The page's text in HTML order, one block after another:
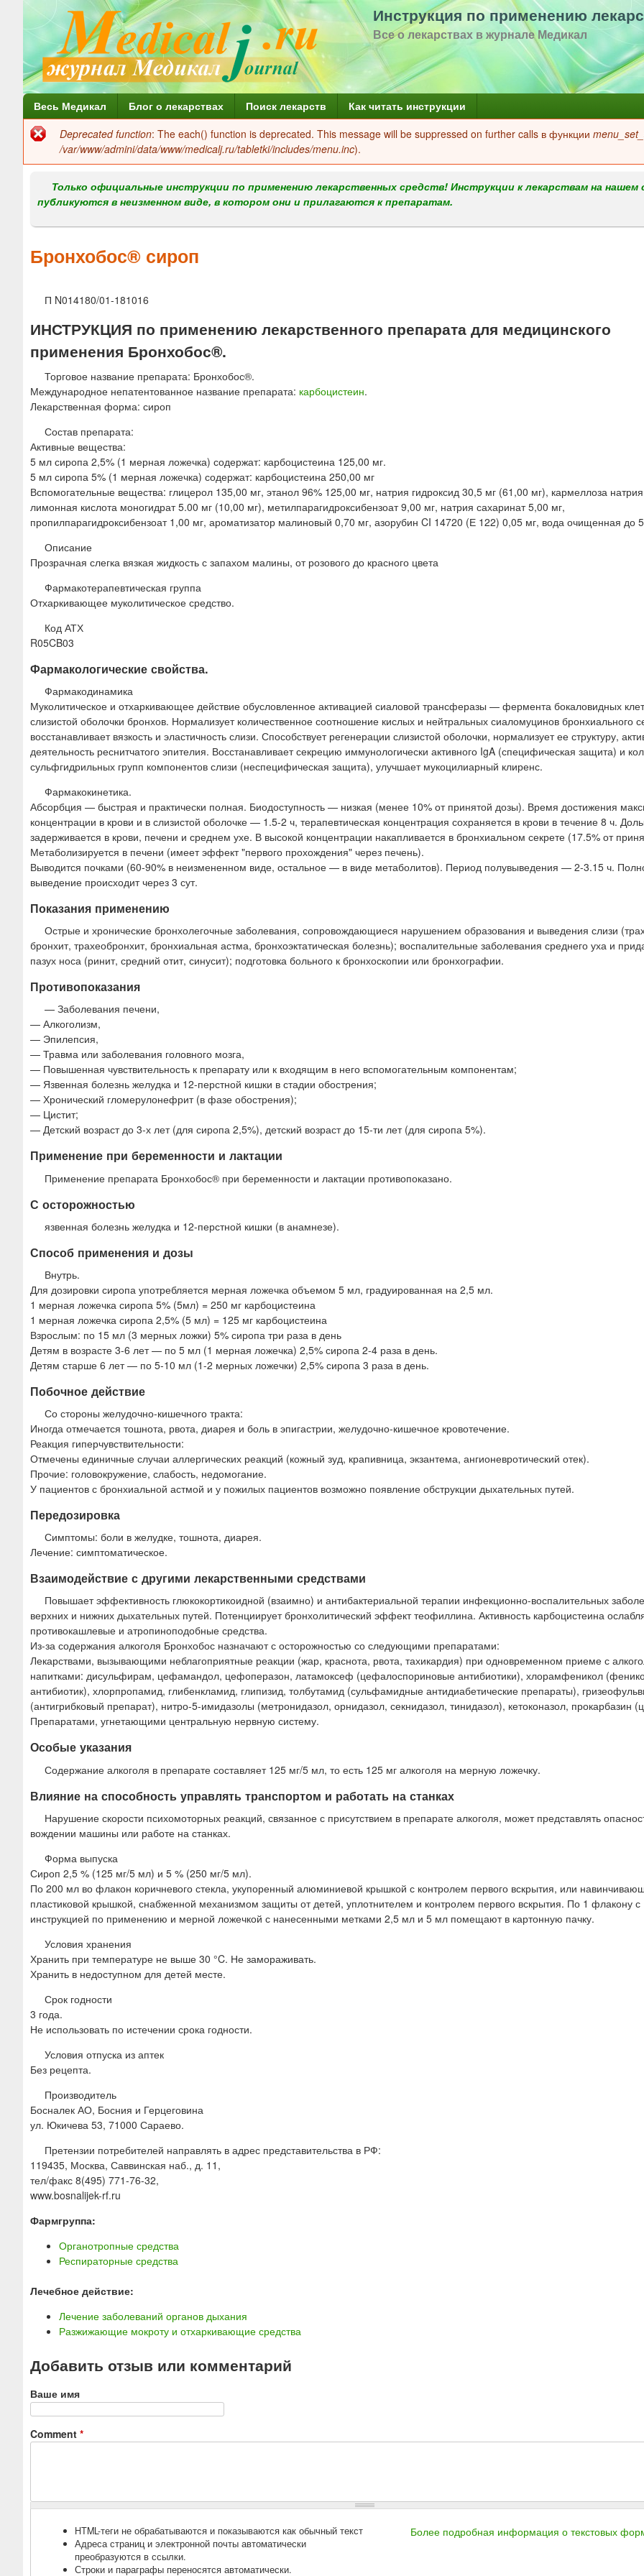
Перейти
к
содержанию
Инструкция по применению
Все о лекарствах в журнале Медикал
Г
л
н
м
ю
Весь Медикал Блог о лекарствах Поиск лекарств Как читать инструкции
Сообщение
об
ошибке
Deprecated function: The each() function is deprecated. This message will be suppressed on further calls в функции
/var/www/admini/data/www/medicalj.ru/tabletki/includes/menu.inc).
Только официальные инструкции по применению лекарственных средств! Инструкции к лекарствам на нашем
публикуются в неизменном виде, в котором они и прилагаются к препаратам.
Бронхобос® сироп
П N014180/01-181016
ИНСТРУКЦИЯ по применению лекарственного препарата для медицинского
применения Бронхобос®.
Торговое название препарата: Бронхобос®.
Международное непатентованное название препарата: карбоцистеин.
Лекарственная форма: сироп
Состав препарата:
Активные вещества:
5 мл сиропа 2,5% (1 мерная ложечка) содержат: карбоцистеина 125,00 мг.
5 мл сиропа 5% (1 мерная ложечка) содержат: карбоцистеина 250,00 мг
Вспомогательные вещества: глицерол 135,00 мг, этанол 96% 125,00 мг, натрия гидроксид 30,5 мг (61,00 мг), кармеллоза
лимонная кислота моногидрат 5.00 мг (10,00 мг), метилпарагидроксибензоат 9,00 мг, натрия сахаринат 5,00 мг,
пропилпарагидроксибензоат 1,00 мг, ароматизатор малиновый 0,70 мг, азорубин CI 14720 (Е 122) 0,05 мг, вода очищенная до
Описание
Прозрачная слегка вязкая жидкость с запахом малины, от розового до красного цвета
Фармакотерапевтическая группа
Отхаркивающее муколитическое средство.
Код АТХ
R05CB03
Фармакологические свойства.
Фармакодинамика
Муколитическое и отхаркивающее действие обусловленное активацией сиаловой трансферазы — фермента бокаловидных
слизистой оболочки бронхов. Нормализует количественное соотношение кислых и нейтральных сиаломуцинов бронхиального
восстанавливает вязкость и эластичность слизи. Способствует регенерации слизистой оболочки, нормализует ее структуру,
деятельность реснитчатого эпителия. Восстанавливает секрецию иммунологически активного IgA (специфическая защита) и
сульфгидрильных групп компонентов слизи (неспецифическая защита), улучшает мукоцилиарный клиренс.
Фармакокинетика.
Абсорбция — быстрая и практически полная. Биодоступность — низкая (менее 10% от принятой дозы). Время достижения
концентрации в крови и в слизистой оболочке — 1.5-2 ч, терапевтическая концентрация сохраняется в крови в течение 8 ч.
задерживается в крови, печени и среднем ухе. В высокой концентрации накапливается в бронхиальном секрете (17.5% от
Метаболизируется в печени (имеет эффект "первого прохождения" через печень).
Выводится почками (60-90% в неизмененном виде, остальное — в виде метаболитов). Период полувыведения — 2-3.15 ч.
выведение происходит через 3 сут.
Показания применению
Острые и хронические бронхолегочные заболевания, сопровождающиеся нарушением образования и выведения слизи
бронхит, трахеобронхит, бронхиальная астма, бронхоэктатическая болезнь); воспалительные заболевания среднего уха и
пазух носа (ринит, средний отит, синусит); подготовка больного к бронхоскопии или бронхографии.
Противопоказания
— Заболевания печени,
— Алкоголизм,
— Эпилепсия,
— Травма или заболевания головного мозга,
— Повышенная чувствительность к препарату или к входящим в него вспомогательным компонентам;
— Язвенная болезнь желудка и 12-перстной кишки в стадии обострения;
— Хронический гломерулонефрит (в фазе обострения);
— Цистит;
— Детский возраст до 3-х лет (для сиропа 2,5%), детский возраст до 15-ти лет (для сиропа 5%).
Применение при беременности и лактации
Применение препарата Бронхобос® при беременности и лактации противопоказано.
С осторожностью
язвенная болезнь желудка и 12-перстной кишки (в анамнезе).
Способ применения и дозы
Внутрь.
Для дозировки сиропа употребляется мерная ложечка объемом 5 мл, градуированная на 2,5 мл.
1 мерная ложечка сиропа 5% (5мл) = 250 мг карбоцистеина
1 мерная ложечка сиропа 2,5% (5 мл) = 125 мг карбоцистеина
Взрослым: по 15 мл (3 мерных ложки) 5% сиропа три раза в день
Детям в возрасте 3-6 лет — по 5 мл (1 мерная ложечка) 2,5% сиропа 2-4 раза в день.
Детям старше 6 лет — по 5-10 мл (1-2 мерных ложечки) 2,5% сиропа 3 раза в день.
Побочное действие
Со стороны желудочно-кишечного тракта:
Иногда отмечается тошнота, рвота, диарея и боль в эпигастрии, желудочно-кишечное кровотечение.
Реакция гиперчувствительности:
Отмечены единичные случаи аллергических реакций (кожный зуд, крапивница, экзантема, ангионевротический отек).
Прочие: головокружение, слабость, недомогание.
У пациентов с бронхиальной астмой и у пожилых пациентов возможно появление обструкции дыхательных путей.
Передозировка
Симптомы: боли в желудке, тошнота, диарея.
Лечение: симптоматическое.
Взаимодействие с другими лекарственными средствами
Повышает эффективность глюкокортикоидной (взаимно) и антибактериальной терапии инфекционно-воспалительных
верхних и нижних дыхательных путей. Потенциирует бронхолитический эффект теофиллина. Активность карбоцистеина
противокашлевые и атропиноподобные средства.
Из-за содержания алкоголя Бронхобос назначают с осторожностью со следующими препаратами:
Лекарствами, вызывающими неблагоприятные реакции (жар, краснота, рвота, тахикардия) при одновременном приеме с
напитками: дисульфирам, цефамандол, цефоперазон, латамоксеф (цефалоспориновые антибиотики), хлорамфеникол
антибиотик), хлорпропамид, глибенкламид, глипизид, толбутамид (сульфамидные антидиабетические препараты),
(антигрибковый препарат), нитро-5-имидазолы (метронидазол, орнидазол, секнидазол, тинидазол), кетоконазол, прокарбазин
Препаратами, угнетающими центральную нервную систему.
Особые указания
Содержание алкоголя в препарате составляет 125 мг/5 мл, то есть 125 мг алкоголя на мерную ложечку.
Влияние на способность управлять транспортом и работать на станках
Нарушение скорости психомоторных реакций, связанное с присутствием в препарате алкоголя, может представлять
вождении машины или работе на станках.
Форма выпуска
Сироп 2,5 % (125 мг/5 мл) и 5 % (250 мг/5 мл).
По 200 мл во флакон коричневого стекла, укупоренный алюминиевой крышкой с контролем первого вскрытия, или
пластиковой крышкой, снабженной механизмом защиты от детей, уплотнителем и контролем первого вскрытия. По 1 флакону с
инструкцией по применению и мерной ложечкой с нанесенными метками 2,5 мл и 5 мл помещают в картонную пачку.
Условия хранения
Хранить при температуре не выше 30 °C. Не замораживать.
Хранить в недоступном для детей месте.
Срок годности
3 года.
Не использовать по истечении срока годности.
Условия отпуска из аптек
Без рецепта.
Производитель
Босналек АО, Босния и Герцеговина
ул. Юкичева 53, 71000 Сараево.
Претензии потребителей направлять в адрес представительства в РФ:
119435, Москва, Саввинская наб., д. 11,
тел/факс 8(495) 771-76-32,
www.bosnalijek-rf.ru
Фармгруппа:
Органотропные средства
Респираторные средства
Лечебное действие:
Лечение заболеваний органов дыхания
Разжижающие мокроту и отхаркивающие средства
Добавить отзыв или комментарий
Ваше имя
Comment *
Более подробная информация о текстовых
HTML-теги не обрабатываются и показываются как обычный текст
Адреса страниц и электронной почты автоматически
преобразуются в ссылки.
Строки и параграфы переносятся автоматически.